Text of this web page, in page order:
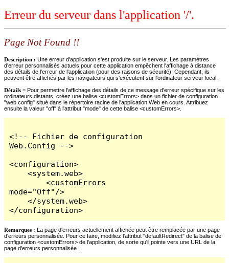
Erreur du serveur dans l'application '/'.
Page Not Found !!
Description : Une erreur d'application s'est produite sur le serveur. Les paramètres
d'erreur personnalisés actuels pour cette application empêchent l'affichage à distance
des détails de l'erreur de l'application (pour des raisons de sécurité). Cependant, ils
peuvent être affichés par les navigateurs qui s'exécutent sur l'ordinateur serveur local.
Détails = Pour permettre l'affichage des détails de ce message d'erreur spécifique sur les
ordinateurs distants, créez une balise <customErrors> dans un fichier de configuration
"web.config" situé dans le répertoire racine de l'application Web en cours. Attribuez
ensuite la valeur "off" à l'attribut "mode" de cette balise <customErrors>.
<!-- Fichier de configuration
Web.Config -->
<configuration>
    <system.web>
        <customErrors
mode="Off"/>
    </system.web>
</configuration>
Remarques : La page d'erreurs actuellement affichée peut être remplacée par une page
d'erreurs personnalisée. Pour ce faire, modifiez l'attribut "defaultRedirect" de la balise de
configuration <customErrors> de l'application, de sorte qu'il pointe vers une URL de la
page d'erreurs personnalisée !